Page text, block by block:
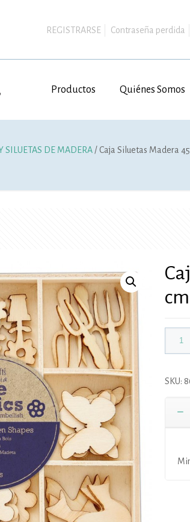
REGISTRARSE Contraseña perdida
Productos Quiénes Somos
SILUETAS DE MADERA / Caja Siluetas Madera
SKU: